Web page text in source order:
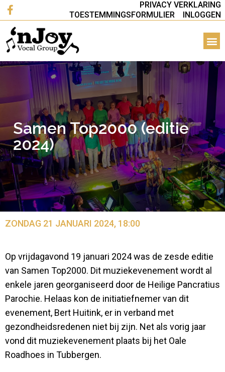
PRIVACY VERKLARING
TOESTEMMINGSFORMULIER
INLOGGEN
Samen Top2000 (editie
2024)
ZONDAG 21 JANUARI 2024, 18:00
Op vrijdagavond 19 januari 2024 was de zesde editie
van Samen Top2000. Dit muziekevenement wordt al
enkele jaren georganiseerd door de Heilige Pancratius
Parochie. Helaas kon de initiatiefnemer van dit
evenement, Bert Huitink, er in verband met
gezondheidsredenen niet bij zijn. Net als vorig jaar
vond dit muziekevenement plaats bij het Oale
Roadhoes in Tubbergen.